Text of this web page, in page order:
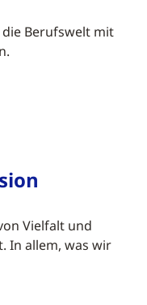
die Berufswelt mit
Vielfalt und
In allem, was wir